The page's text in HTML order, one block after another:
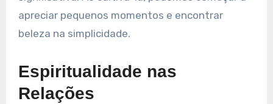
apreciar pequenos momentos e encontrar
beleza na simplicidade.
Espiritualidade nas
Relações